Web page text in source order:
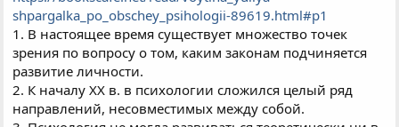
shpargalka_po_obschey_psihologii-89619.html#p1
1. В настоящее время существует множество точек
зрения по вопросу о том, каким законам подчиняется
развитие личности.
2. К началу XX в. в психологии сложился целый ряд
направлений, несовместимых между собой.